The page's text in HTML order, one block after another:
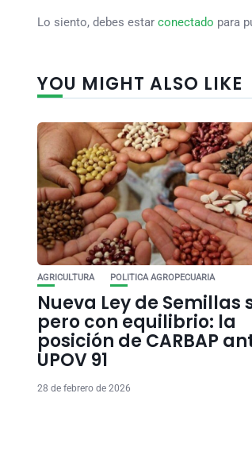
Lo siento, debes estar conectado para
YOU MIGHT ALSO LIKE
AGRICULTURA POLITICA AGROPECUARIA
Nueva Ley de Semillas
pero con equilibrio: la
posición de CARBAP
UPOV 91
28 de febrero de 2026